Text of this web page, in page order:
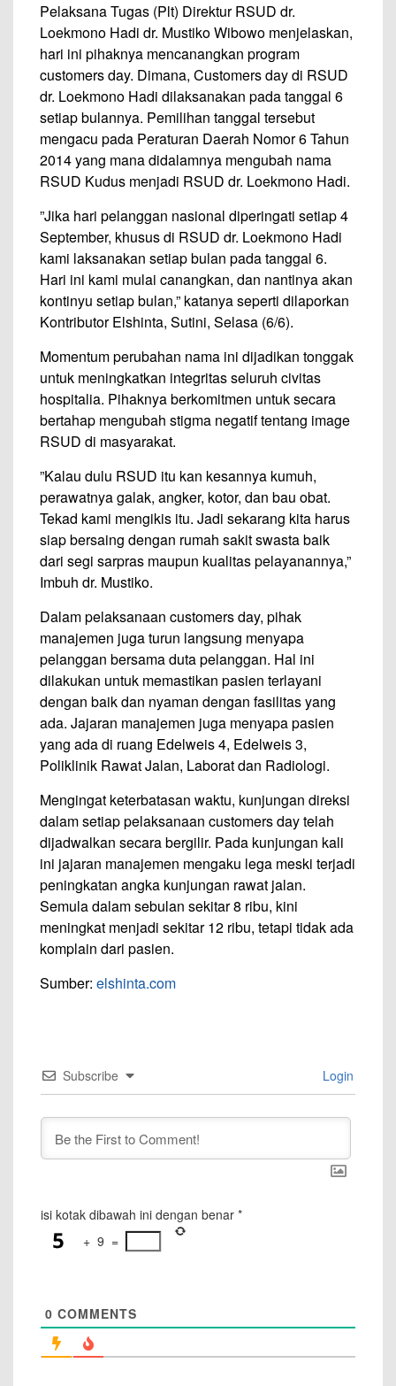
Pelaksana Tugas (Plt) Direktur RSUD dr.
Loekmono Hadi dr. Mustiko Wibowo menjelaskan,
hari ini pihaknya mencanangkan program
customers day. Dimana, Customers day di RSUD
dr. Loekmono Hadi dilaksanakan pada tanggal 6
setiap bulannya. Pemilihan tanggal tersebut
mengacu pada Peraturan Daerah Nomor 6 Tahun
2014 yang mana didalamnya mengubah nama
RSUD Kudus menjadi RSUD dr. Loekmono Hadi.
”Jika hari pelanggan nasional diperingati setiap 4
September, khusus di RSUD dr. Loekmono Hadi
kami laksanakan setiap bulan pada tanggal 6.
Hari ini kami mulai canangkan, dan nantinya akan
kontinyu setiap bulan,” katanya seperti dilaporkan
Kontributor Elshinta, Sutini, Selasa (6/6).
Momentum perubahan nama ini dijadikan tonggak
untuk meningkatkan integritas seluruh civitas
hospitalia. Pihaknya berkomitmen untuk secara
bertahap mengubah stigma negatif tentang image
RSUD di masyarakat.
”Kalau dulu RSUD itu kan kesannya kumuh,
perawatnya galak, angker, kotor, dan bau obat.
Tekad kami mengikis itu. Jadi sekarang kita harus
siap bersaing dengan rumah sakit swasta baik
dari segi sarpras maupun kualitas pelayanannya,”
Imbuh dr. Mustiko.
Dalam pelaksanaan customers day, pihak
manajemen juga turun langsung menyapa
pelanggan bersama duta pelanggan. Hal ini
dilakukan untuk memastikan pasien terlayani
dengan baik dan nyaman dengan fasilitas yang
ada. Jajaran manajemen juga menyapa pasien
yang ada di ruang Edelweis 4, Edelweis 3,
Poliklinik Rawat Jalan, Laborat dan Radiologi.
Mengingat keterbatasan waktu, kunjungan direksi
dalam setiap pelaksanaan customers day telah
dijadwalkan secara bergilir. Pada kunjungan kali
ini jajaran manajemen mengaku lega meski terjadi
peningkatan angka kunjungan rawat jalan.
Semula dalam sebulan sekitar 8 ribu, kini
meningkat menjadi sekitar 12 ribu, tetapi tidak ada
komplain dari pasien.
Sumber: elshinta.com
Subscribe Login
isi kotak dibawah ini dengan benar *
+ 9 =
0 COMMENTS